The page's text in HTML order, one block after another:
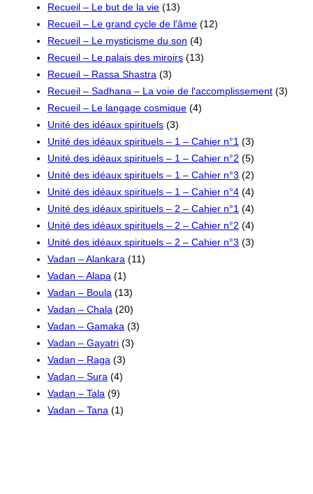
Recueil – Le but de la vie (13)
Recueil – Le grand cycle de l'âme (12)
Recueil – Le mysticisme du son (4)
Recueil – Le palais des miroirs (13)
Recueil – Rassa Shastra (3)
Recueil – Sadhana – La voie de l'accomplissement (3)
Recueil – Le langage cosmique (4)
Unité des idéaux spirituels (3)
Unité des idéaux spirituels – 1 – Cahier n°1 (3)
Unité des idéaux spirituels – 1 – Cahier n°2 (5)
Unité des idéaux spirituels – 1 – Cahier n°3 (2)
Unité des idéaux spirituels – 1 – Cahier n°4 (4)
Unité des idéaux spirituels – 2 – Cahier n°1 (4)
Unité des idéaux spirituels – 2 – Cahier n°2 (4)
Unité des idéaux spirituels – 2 – Cahier n°3 (3)
Vadan – Alankara (11)
Vadan – Alapa (1)
Vadan – Boula (13)
Vadan – Chala (20)
Vadan – Gamaka (3)
Vadan – Gayatri (3)
Vadan – Raga (3)
Vadan – Sura (4)
Vadan – Tala (9)
Vadan – Tana (1)